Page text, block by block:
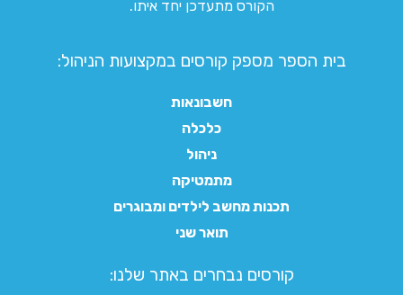
הקורס מתעדכן יחד איתו.
בית הספר מספק קורסים במקצועות הניהול:
חשבונאות
כלכלה
ניהול
מתמטיקה
תכנות מחשב לילדים ומבוגרים
תואר שני
קורסים נבחרים באתר שלנו:​